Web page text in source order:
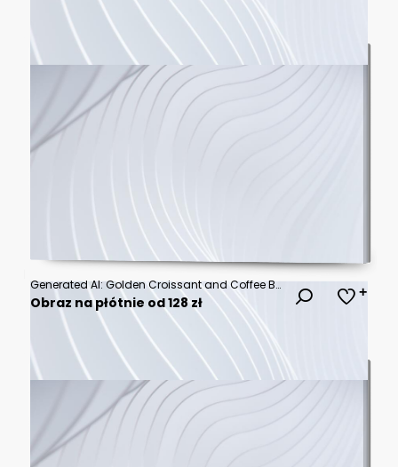
Generated AI: Golden Croissant and Coffee Beans Under a Radiant Sunset Glow
Obraz na płótnie od 128 zł